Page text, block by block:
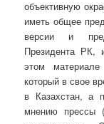
объективную
иметь общее
версии и
Президента РК,
этом
который в свое
в Казахстан, а
мнению прессы